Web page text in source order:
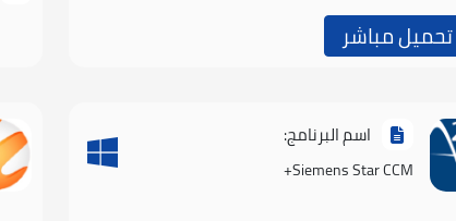
تحميل مباشر
اسم البرنامج:
Siemens Star CCM+